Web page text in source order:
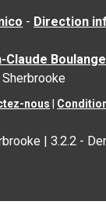
- Direction
Claude
nous
|3.2.2 -